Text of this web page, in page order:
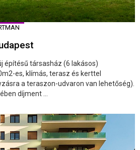
építésű társasház (6 lakásos)
es, klímás, terasz és kerttel
a teraszon-udvaron van lehetőség).
díjment ...